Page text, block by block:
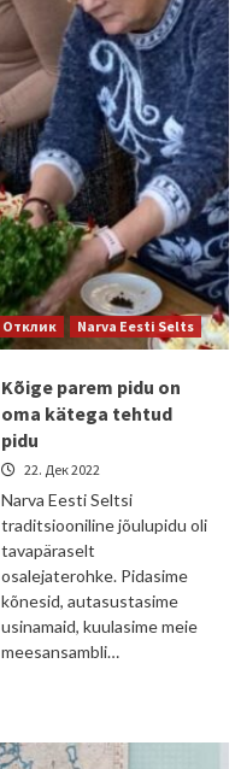
Отклик Narva Eesti Selts
Kõige parem pidu on
oma kätega tehtud
pidu
22. Дек 2022
Narva Eesti Seltsi
traditsiooniline jõulupidu oli
tavapäraselt
osalejaterohke. Pidasime
kõnesid, autasustasime
usinamaid, kuulasime meie
meesansambli…